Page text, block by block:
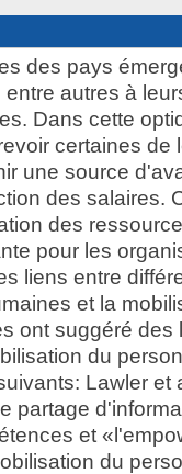
des pays
autres à
Dans cette
certaines de
une source
des salaires.
des
pour les
liens entre
et la
ont suggéré des
du
Lawler et
partage
et
du